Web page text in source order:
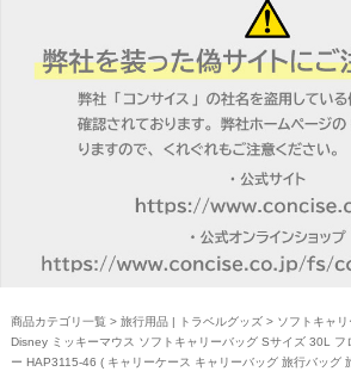
商品カテゴリ一覧 > 旅行用品 | トラベルグッズ> ソフトキャリ
Disney ミッキーマウス ソフトキャリーバッグ Sサイズ 30L フ
ー HAP3115-46 ( キャリーケース キャリーバッグ 旅行バッグ